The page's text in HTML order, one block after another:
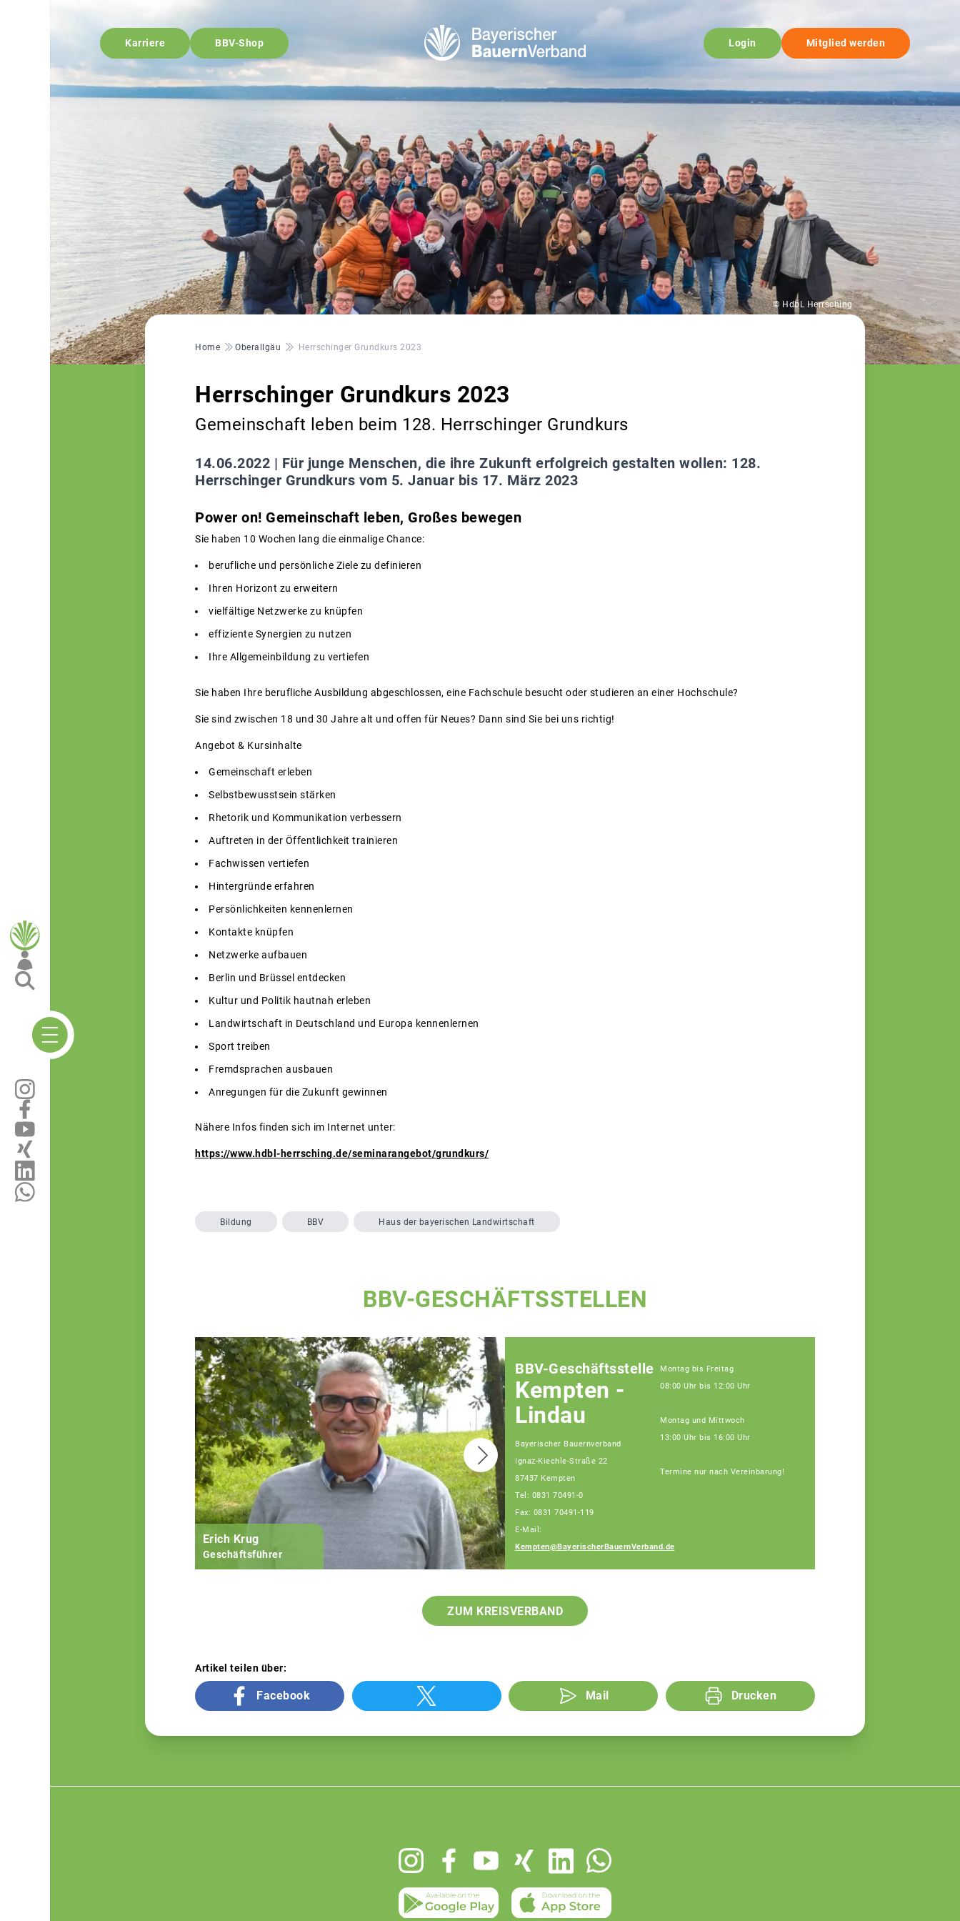
Karriere BBV-Shop Login Mitglied werden
© HdbL Herrsching
Pfadnavigation
Home Oberallgäu Herrschinger Grundkurs 2023
Herrschinger Grundkurs 2023
Gemeinschaft leben beim 128. Herrschinger Grundkurs
14.06.2022 | Für junge Menschen, die ihre Zukunft erfolgreich gestalten wollen: 128.
Herrschinger Grundkurs vom 5. Januar bis 17. März 2023
Power on! Gemeinschaft leben, Großes bewegen
Sie haben 10 Wochen lang die einmalige Chance:
berufliche und persönliche Ziele zu definieren
Ihren Horizont zu erweitern
vielfältige Netzwerke zu knüpfen
effiziente Synergien zu nutzen
Ihre Allgemeinbildung zu vertiefen
Sie haben Ihre berufliche Ausbildung abgeschlossen, eine Fachschule besucht oder studieren an einer Hochschule?
Sie sind zwischen 18 und 30 Jahre alt und offen für Neues? Dann sind Sie bei uns richtig!
Angebot & Kursinhalte
Gemeinschaft erleben
Selbstbewusstsein stärken
Rhetorik und Kommunikation verbessern
Auftreten in der Öffentlichkeit trainieren
Fachwissen vertiefen
Hintergründe erfahren
Persönlichkeiten kennenlernen
Kontakte knüpfen
Netzwerke aufbauen
Berlin und Brüssel entdecken
Kultur und Politik hautnah erleben
Landwirtschaft in Deutschland und Europa kennenlernen
Sport treiben
Fremdsprachen ausbauen
Anregungen für die Zukunft gewinnen
Nähere Infos finden sich im Internet unter:
https://www.hdbl-herrsching.de/seminarangebot/grundkurs/
Bildung BBV Haus der bayerischen Landwirtschaft
BBV-GESCHÄFTSSTELLEN
Erich Krug
Geschäftsführer
Teamassistenz
Kempten-Lindau
Koscielny
BBV-Geschäftsstelle
Kempten -
Lindau
Bayerischer Bauernverband
Ignaz-Kiechle-Straße 22
87437 Kempten
Tel: 0831 70491-0
Fax: 0831 70491-119
E-Mail:
Kempten@BayerischerBauernVerband.de
Montag bis Freitag
08:00 Uhr bis 12:00 Uhr
Montag und Mittwoch
13:00 Uhr bis 16:00 Uhr
Termine nur nach Vereinbarung!
ZUM KREISVERBAND
Artikel teilen über:
Facebook Mail Drucken